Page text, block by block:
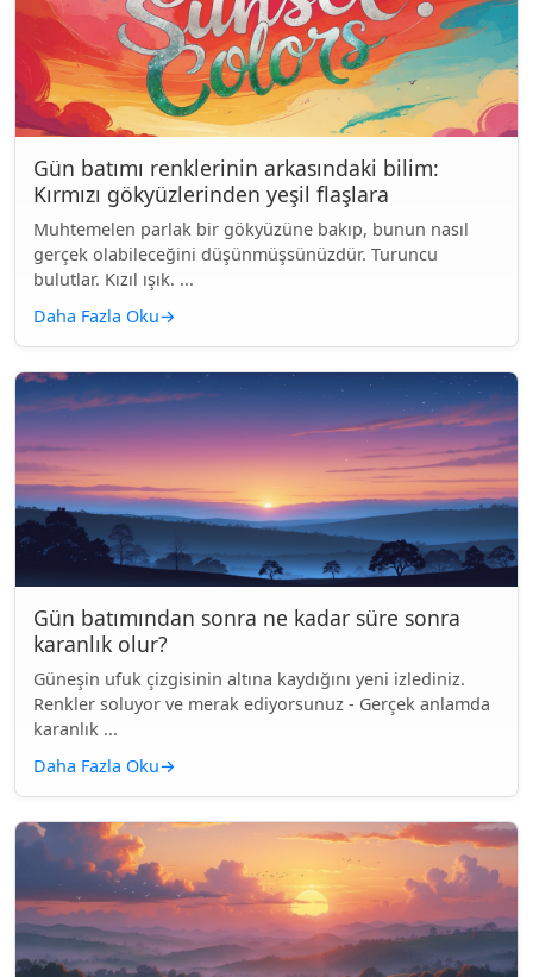
Gün batımı renklerinin arkasındaki bilim:
Kırmızı gökyüzlerinden yeşil flaşlara
Muhtemelen parlak bir gökyüzüne bakıp, bunun nasıl
gerçek olabileceğini düşünmüşsünüzdür. Turuncu
bulutlar. Kızıl ışık. ...
Daha Fazla Oku→
Gün batımından sonra ne kadar süre sonra
karanlık olur?
Güneşin ufuk çizgisinin altına kaydığını yeni izlediniz.
Renkler soluyor ve merak ediyorsunuz - Gerçek anlamda
karanlık ...
Daha Fazla Oku→